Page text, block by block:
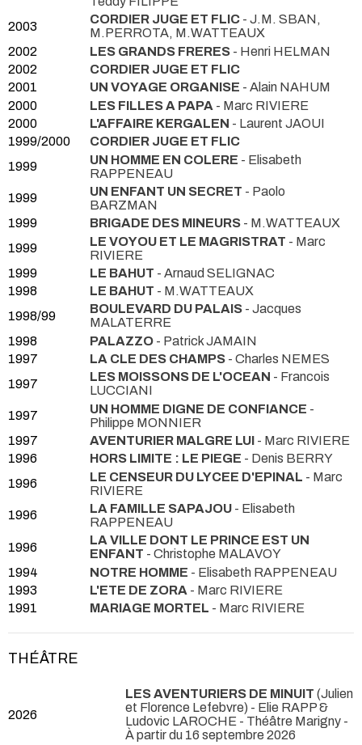
2003
CORDIER JUGE ET FLIC - J.M. SBAN,
M.PERROTA, M.WATTEAUX
2002
LES GRANDS FRERES - Henri HELMAN
2002
CORDIER JUGE ET FLIC
2001
UN VOYAGE ORGANISE - Alain NAHUM
2000
LES FILLES A PAPA - Marc RIVIERE
2000
L'AFFAIRE KERGALEN - Laurent JAOUI
1999/2000
CORDIER JUGE ET FLIC
1999
UN HOMME EN COLERE - Elisabeth
RAPPENEAU
1999
UN ENFANT UN SECRET - Paolo
BARZMAN
1999
BRIGADE DES MINEURS - M.WATTEAUX
1999
LE VOYOU ET LE MAGRISTRAT - Marc
RIVIERE
1999
LE BAHUT - Arnaud SELIGNAC
1998
LE BAHUT - M.WATTEAUX
1998/99
BOULEVARD DU PALAIS - Jacques
MALATERRE
1998
PALAZZO - Patrick JAMAIN
1997
LA CLE DES CHAMPS - Charles NEMES
1997
LES MOISSONS DE L'OCEAN - Francois
LUCCIANI
1997
UN HOMME DIGNE DE CONFIANCE -
Philippe MONNIER
1997
AVENTURIER MALGRE LUI - Marc RIVIERE
1996
HORS LIMITE : LE PIEGE - Denis BERRY
1996
LE CENSEUR DU LYCEE D'EPINAL - Marc
RIVIERE
1996
LA FAMILLE SAPAJOU - Elisabeth
RAPPENEAU
1996
LA VILLE DONT LE PRINCE EST UN
ENFANT - Christophe MALAVOY
1994
NOTRE HOMME - Elisabeth RAPPENEAU
1993
L'ETE DE ZORA - Marc RIVIERE
1991
MARIAGE MORTEL - Marc RIVIERE
THÉÂTRE
2026
LES AVENTURIERS DE MINUIT (Julien
et Florence Lefebvre) - Elie RAPP &
Ludovic LAROCHE - Théâtre Marigny -
À partir du 16 septembre 2026